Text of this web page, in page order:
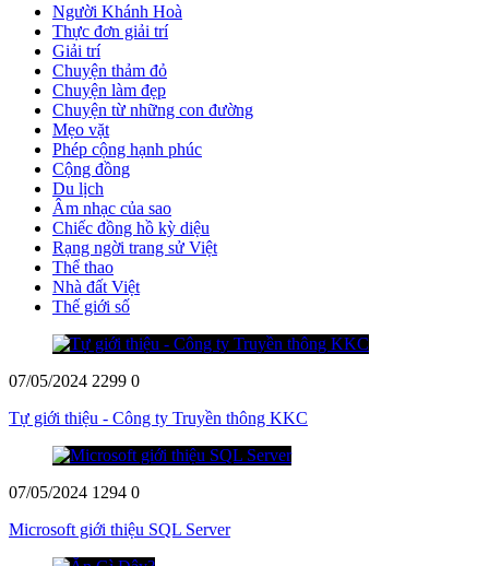
Người Khánh Hoà
Thực đơn giải trí
Giải trí
Chuyện thảm đỏ
Chuyện làm đẹp
Chuyện từ những con đường
Mẹo vặt
Phép cộng hạnh phúc
Cộng đồng
Du lịch
Âm nhạc của sao
Chiếc đồng hồ kỳ diệu
Rạng ngời trang sử Việt
Thể thao
Nhà đất Việt
Thế giới số
07/05/2024 2299 0
Tự giới thiệu - Công ty Truyền thông KKC
07/05/2024 1294 0
Microsoft giới thiệu SQL Server